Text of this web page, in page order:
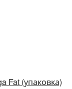
Fat (упаковка)